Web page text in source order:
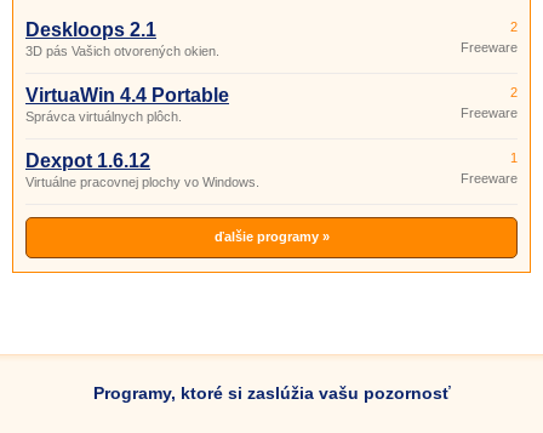
Deskloops 2.1
3D pás Vašich otvorených okien.
2
Freeware
VirtuaWin 4.4 Portable
Správca virtuálnych plôch.
2
Freeware
Dexpot 1.6.12
Virtuálne pracovnej plochy vo Windows.
1
Freeware
ďalšie programy »
Programy, ktoré si zaslúžia vašu pozornosť